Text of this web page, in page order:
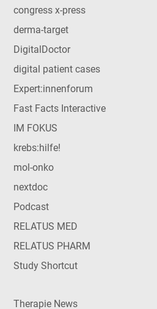
congress x-press
derma-target
DigitalDoctor
digital patient cases
Expert:innenforum
Fast Facts Interactive
IM FOKUS
krebs:hilfe!
mol-onko
nextdoc
Podcast
RELATUS MED
RELATUS PHARM
Study Shortcut
Therapie News